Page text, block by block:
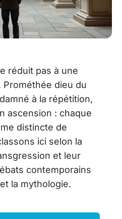
réduit pas à une
dieu du
à la répétition,
ascension : chaque
distincte de
ici selon la
et leur
contemporains
la mythologie.